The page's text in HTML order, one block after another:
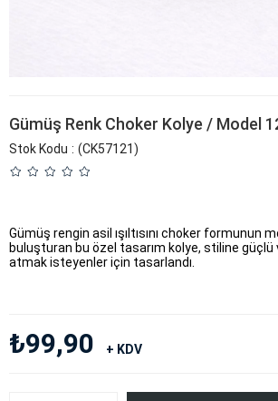
Gümüş Renk Choker Kolye / Model
Stok Kodu (CK57121)
Gümüş rengin asil ışıltısını choker formunun
buluşturan bu özel tasarım kolye, stiline
atmak isteyenler için tasarlandı.
₺99,90 + KDV